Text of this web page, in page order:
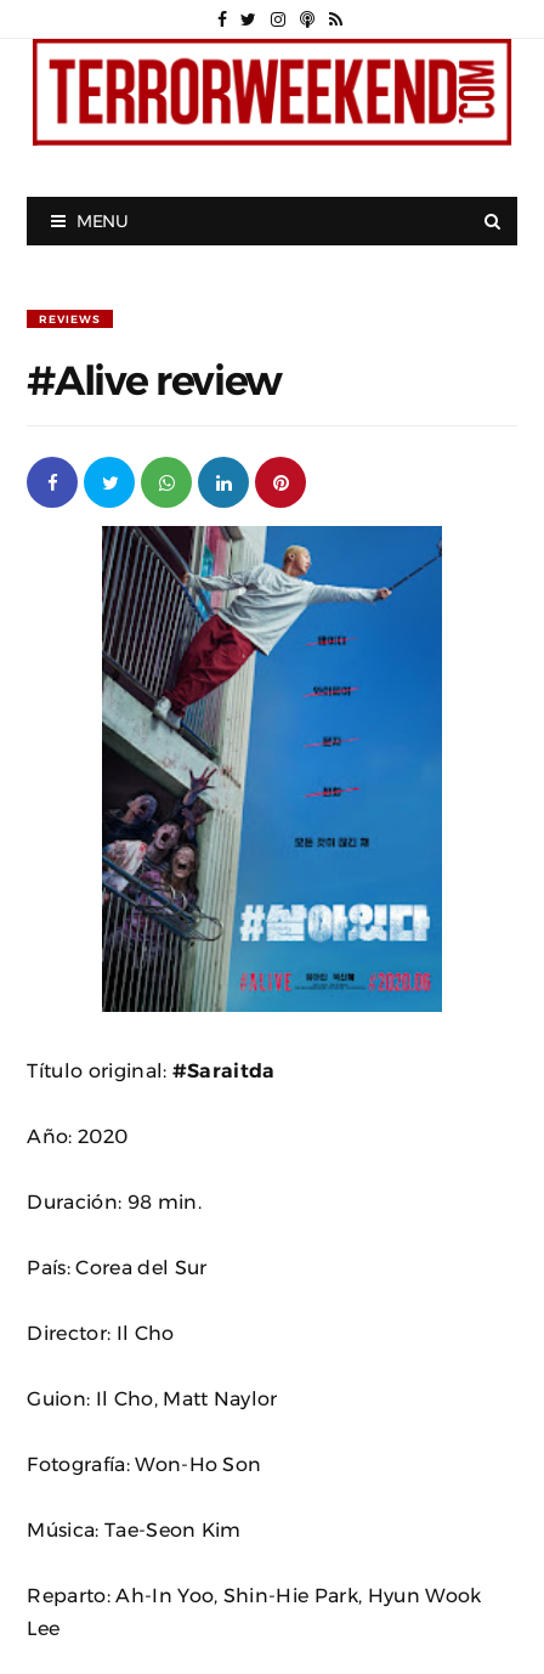
MENU
REVIEWS
#Alive review
Título original: #Saraitda
Año: 2020
Duración: 98 min.
País: Corea del Sur
Director: Il Cho
Guion: Il Cho, Matt Naylor
Fotografía: Won-Ho Son
Música: Tae-Seon Kim
Reparto: Ah-In Yoo, Shin-Hie Park, Hyun Wook
Lee